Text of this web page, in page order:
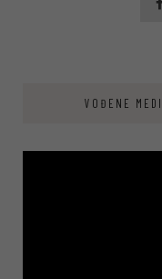
VOĐENE